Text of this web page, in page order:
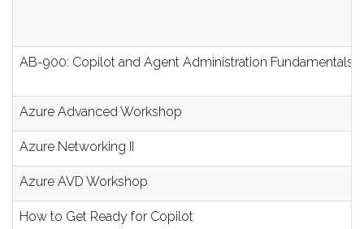
AB-900: Copilot and Agent Administration Fundamentals
Azure Advanced Workshop
Azure Networking II
Azure AVD Workshop
How to Get Ready for Copilot